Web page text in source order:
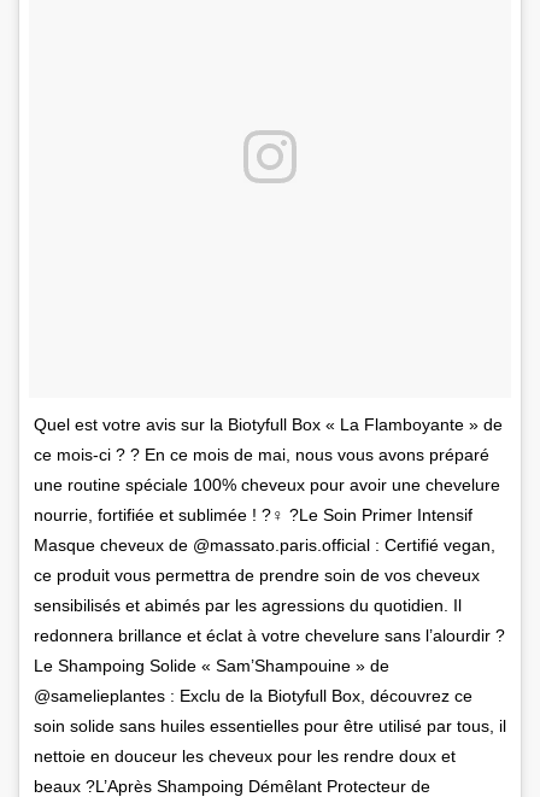
Quel est votre avis sur la Biotyfull Box « La Flamboyante » de
ce mois-ci ? ? En ce mois de mai, nous vous avons préparé
une routine spéciale 100% cheveux pour avoir une chevelure
nourrie, fortifiée et sublimée ! ?‍♀️ ?Le Soin Primer Intensif
Masque cheveux de @massato.paris.official : Certifié vegan,
ce produit vous permettra de prendre soin de vos cheveux
sensibilisés et abimés par les agressions du quotidien. Il
redonnera brillance et éclat à votre chevelure sans l’alourdir ?
Le Shampoing Solide « Sam’Shampouine » de
@samelieplantes : Exclu de la Biotyfull Box, découvrez ce
soin solide sans huiles essentielles pour être utilisé par tous, il
nettoie en douceur les cheveux pour les rendre doux et
beaux ?L’Après Shampoing Démêlant Protecteur de